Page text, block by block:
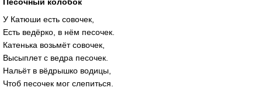
Песочный колобок
У Катюши есть совочек,
Есть ведёрко, в нём песочек.
Катенька возьмёт совочек,
Высыплет с ведра песочек.
Нальёт в вёдрышко водицы,
Чтоб песочек мог слепиться.